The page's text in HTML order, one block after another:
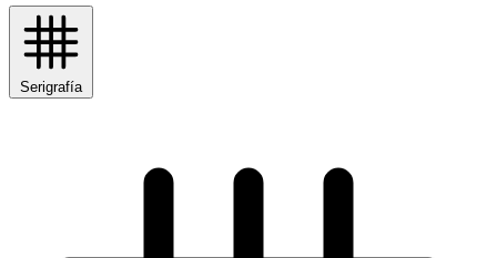
Serigrafía